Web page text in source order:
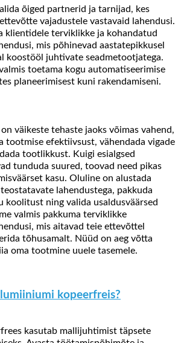
õiged partnerid ja tarnijad, kes
vajadustele vastavaid lahendusi.
klientidele terviklikke ja kohandatud
mis põhinevad aastatepikkusel
koostööl juhtivate seadmetootjatega.
toetama kogu automatiseerimise
planeerimisest kuni rakendamiseni.
väikeste tehaste jaoks võimas vahend,
tootmise efektiivsust, vähendada vigade
tootlikkust. Kuigi esialgsed
tunduda suured, toovad need pikas
kasu. Oluline on alustada
lahendustega, pakkuda
koolitust ning valida usaldusväärsed
valmis pakkuma terviklikke
mis aitavad teie ettevõttel
tõhusamalt. Nüüd on aeg võtta
oma tootmine uuele tasemele.
kopeerfreis?
kasutab mallijuhtimist täpsete